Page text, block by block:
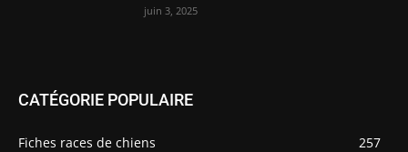
juin 3, 2025
CATÉGORIE POPULAIRE
Fiches races de chiens
257